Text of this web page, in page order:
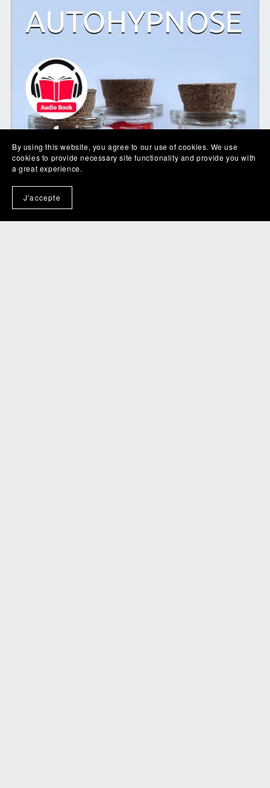
By using this website, you agree to our use of cookies. We use
cookies to provide necessary site functionality and provide you with
a great experience.
J'accepte